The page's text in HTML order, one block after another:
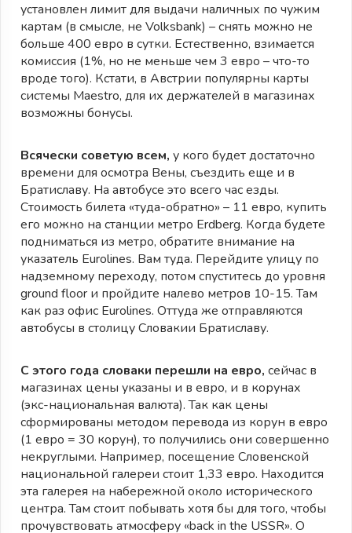
установлен лимит для выдачи наличных по чужим
картам (в смысле, не Volksbank) – снять можно не
больше 400 евро в сутки. Естественно, взимается
комиссия (1%, но не меньше чем 3 евро – что-то
вроде того). Кстати, в Австрии популярны карты
системы Maestro, для их держателей в магазинах
возможны бонусы.
Всячески советую всем, у кого будет достаточно
времени для осмотра Вены, съездить еще и в
Братиславу. На автобусе это всего час езды.
Стоимость билета «туда-обратно» – 11 евро, купить
его можно на станции метро Erdberg. Когда будете
подниматься из метро, обратите внимание на
указатель Eurolines. Вам туда. Перейдите улицу по
надземному переходу, потом спуститесь до уровня
ground floor и пройдите налево метров 10-15. Там
как раз офис Eurolines. Оттуда же отправляются
автобусы в столицу Словакии Братиславу.
С этого года словаки перешли на евро, сейчас в
магазинах цены указаны и в евро, и в корунах
(экс-национальная валюта). Так как цены
сформированы методом перевода из корун в евро
(1 евро = 30 корун), то получились они совершенно
некруглыми. Например, посещение Словенской
национальной галереи стоит 1,33 евро. Находится
эта галерея на набережной около исторического
центра. Там стоит побывать хотя бы для того, чтобы
прочувствовать атмосферу «back in the USSR». О